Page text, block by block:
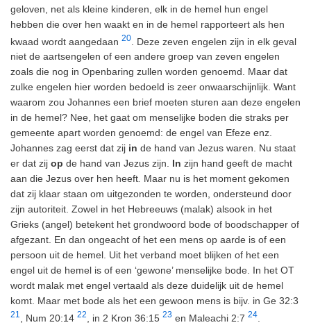
geloven, net als kleine kinderen, elk in de hemel hun engel
hebben die over hen waakt en in de hemel rapporteert als hen
kwaad wordt aangedaan 20
. Deze zeven engelen zijn in elk geval
niet de aartsengelen of een andere groep van zeven engelen
zoals die nog in Openbaring zullen worden genoemd. Maar dat
zulke engelen hier worden bedoeld is zeer onwaarschijnlijk. Want
waarom zou Johannes een brief moeten sturen aan deze engelen
in de hemel? Nee, het gaat om menselijke boden die straks per
gemeente apart worden genoemd: de engel van Efeze enz.
Johannes zag eerst dat zij in de hand van Jezus waren. Nu staat
er dat zij op de hand van Jezus zijn. In zijn hand geeft de macht
aan die Jezus over hen heeft. Maar nu is het moment gekomen
dat zij klaar staan om uitgezonden te worden, ondersteund door
zijn autoriteit. Zowel in het Hebreeuws (malak) alsook in het
Grieks (angel) betekent het grondwoord bode of boodschapper of
afgezant. En dan ongeacht of het een mens op aarde is of een
persoon uit de hemel. Uit het verband moet blijken of het een
engel uit de hemel is of een ‘gewone’ menselijke bode. In het OT
wordt malak met engel vertaald als deze duidelijk uit de hemel
komt. Maar met bode als het een gewoon mens is bijv. in Ge 32:3
21 , Num 20:14 22 , in 2 Kron 36:15 23 en Maleachi 2:7 24